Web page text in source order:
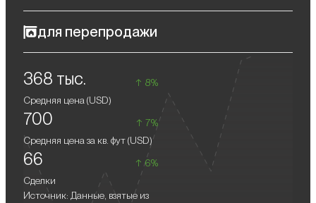
368 тыс.
8%
Средняя цена (USD)
700
7%
Средняя цена за кв. фут (USD)
66
6%
Сделки
Источник: Данные, взятые из
гармонии, где каждый элемент тщательно выверен для
сочетают в себе минимализм и функциональность: открытые
планировки, высокие потолки, панорамные окна и балконы
обеспечивают естественное освещение и визуальную связь с
природой. Современный интерьер выполнен в нейтральной
цветовой палитре, где мягкие серые и теплые бежевые
оттенки подчеркиваются акцентной мебелью и
лаконичными декоративными элементами.
для перепродажи
гарантирует увеличение вашего капитала при перепродаже